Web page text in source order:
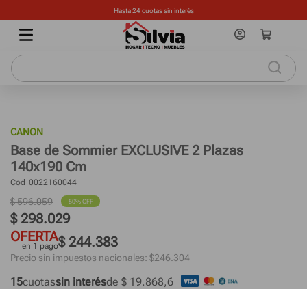
Hasta 24 cuotas sin interés
CANON
Base de Sommier EXCLUSIVE 2 Plazas
140x190 Cm
Cod 0022160044
$596.059 50% OFF
$ 298.029
OFERTA
en 1 pago$ 244.383
Precio sin impuestos nacionales: $246.304
15cuotassin interésde $ 19.868,6